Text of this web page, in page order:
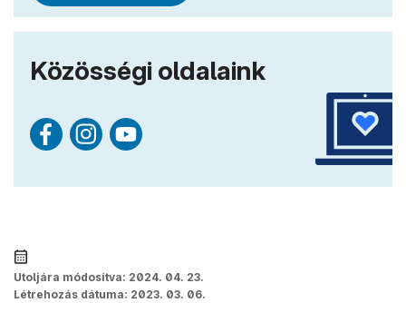
Közösségi oldalaink
Utoljára módosítva: 2024. 04. 23.
Létrehozás dátuma: 2023. 03. 06.